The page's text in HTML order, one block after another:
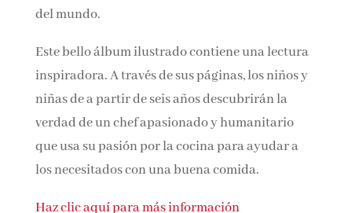
del mundo.
Este bello álbum ilustrado contiene una lectura
inspiradora. A través de sus páginas, los niños y
niñas de a partir de seis años descubrirán la
verdad de un chef apasionado y humanitario
que usa su pasión por la cocina para ayudar a
los necesitados con una buena comida.
Haz clic aquí para más información